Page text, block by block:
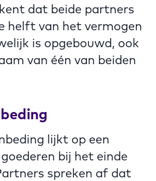
dat beide partners
helft van het vermogen
is opgebouwd, ook
van één van beiden
lijkt op een
bij het einde
spreken af dat